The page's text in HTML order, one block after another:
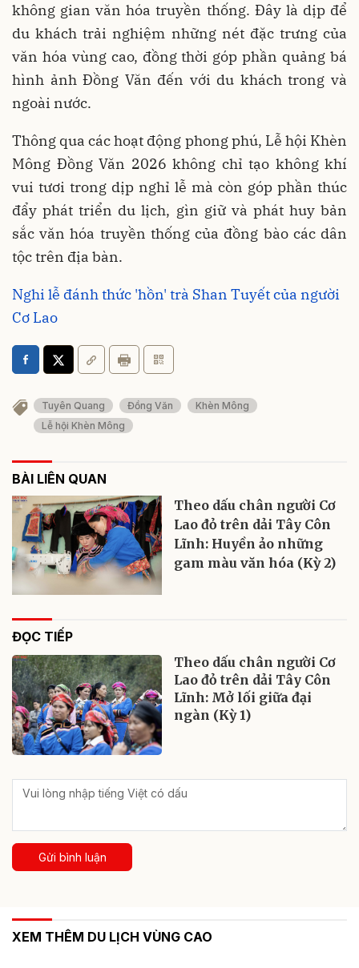
không gian văn hóa truyền thống. Đây là dịp để
du khách trải nghiệm những nét đặc trưng của
văn hóa vùng cao, đồng thời góp phần quảng bá
hình ảnh Đồng Văn đến với du khách trong và
ngoài nước.
Thông qua các hoạt động phong phú, Lễ hội Khèn
Mông Đồng Văn 2026 không chỉ tạo không khí
vui tươi trong dịp nghỉ lễ mà còn góp phần thúc
đẩy phát triển du lịch, gìn giữ và phát huy bản
sắc văn hóa truyền thống của đồng bào các dân
tộc trên địa bàn.
Nghi lễ đánh thức 'hồn' trà Shan Tuyết của người
Cơ Lao
Tuyên Quang Đồng Văn
Khèn Mông
Lễ hội Khèn Mông
BÀI LIÊN QUAN
Theo dấu chân người Cơ
Lao đỏ trên dải Tây Côn
Lĩnh: Huyền ảo những
gam màu văn hóa (Kỳ 2)
ĐỌC TIẾP
Theo dấu chân người Cơ
Lao đỏ trên dải Tây Côn
Lĩnh: Mở lối giữa đại
ngàn (Kỳ 1)
Gửi bình luận
XEM THÊM DU LỊCH VÙNG CAO